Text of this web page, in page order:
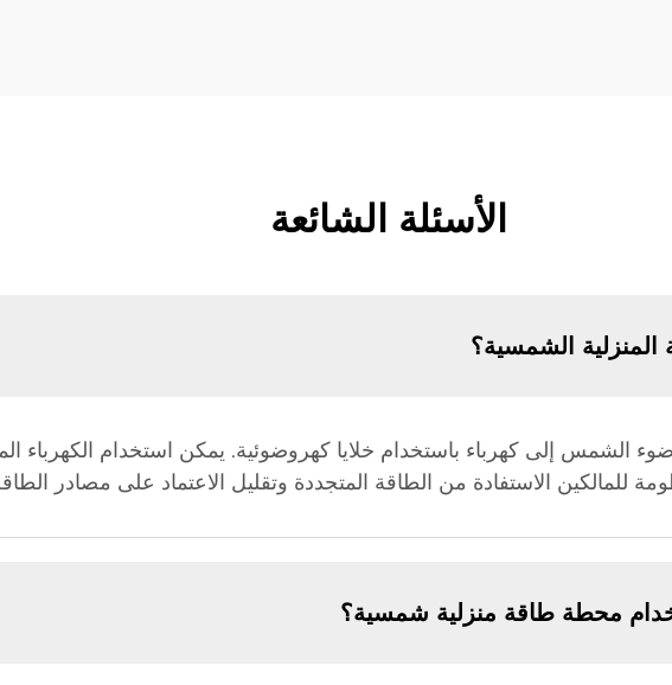
الأسئلة الشائعة
الشمسية؟
الشمس إلى كهرباء باستخدام خلايا كهروضوئية. يمكن استخدام الكهرباء
للمالكين الاستفادة من الطاقة المتجددة وتقليل الاعتماد على مصادر الطاقة
محطة طاقة منزلية شمسية؟